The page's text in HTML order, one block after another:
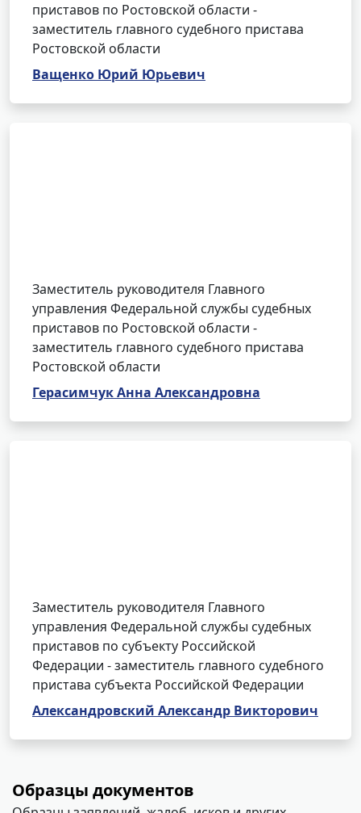
приставов по Ростовской области -
заместитель главного судебного пристава
Ростовской области
Ващенко Юрий Юрьевич
Заместитель руководителя Главного
управления Федеральной службы судебных
приставов по Ростовской области -
заместитель главного судебного пристава
Ростовской области
Герасимчук Анна Александровна
Заместитель руководителя Главного
управления Федеральной службы судебных
приставов по субъекту Российской
Федерации - заместитель главного судебного
пристава субъекта Российской Федерации
Александровский Александр Викторович
Образцы документов